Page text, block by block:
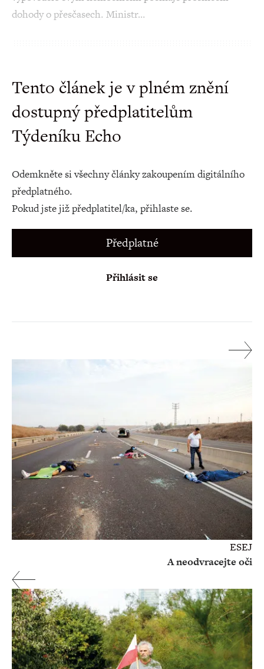
dohody o přesčasech. Ministr…
Tento článek je v plném znění
dostupný předplatitelům
Týdeníku Echo
Odemkněte si všechny články zakoupením digitálního
předplatného.
Pokud jste již předplatitel/ka, přihlaste se.
Předplatné
Přihlásit se
ESEJ
A neodvracejte oči